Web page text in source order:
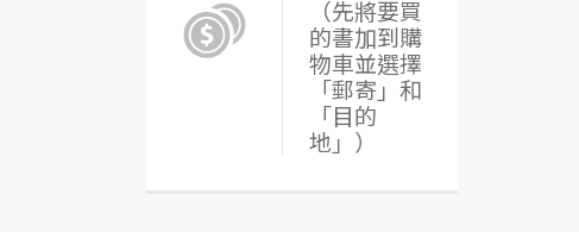
（先將要買
的書加到購
物車並選擇
「郵寄」和
「目的
地」）